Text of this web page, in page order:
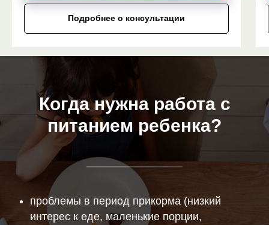
Подробнее о консультации
Когда нужна работа с
питанием ребенка?
проблемы в период прикорма (низкий
интерес к еде, маленькие порции,